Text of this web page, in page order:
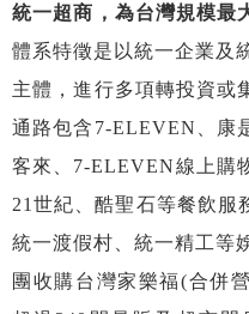
統一超商，為台灣規模最
體系特徵是以統一企業及
主體，進行多項轉投資或
通路包含7-ELEVEN、康
客來、7-ELEVEN線上購
21世紀、酷聖石等餐飲服
統一渡假村、統一精工等
團收購台灣家樂福(合併